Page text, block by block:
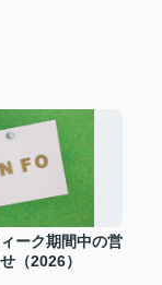
ーク期間中の営
（2026）